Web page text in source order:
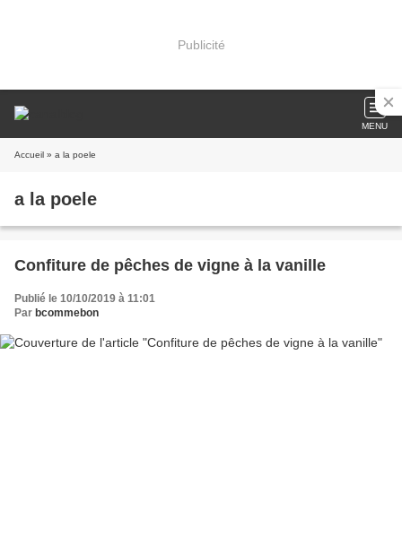
Publicité
MENU
Accueil » a la poele
a la poele
Confiture de pêches de vigne à la vanille
Publié le 10/10/2019 à 11:01
Par bcommebon